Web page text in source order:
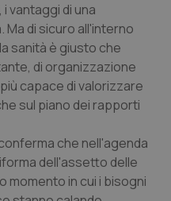
vantaggi di una
di sicuro all'interno
sanità è giusto che
di organizzazione
capace di valorizzare
sul piano dei rapporti
che nell'agenda
dell'assetto delle
momento in cui i bisogni